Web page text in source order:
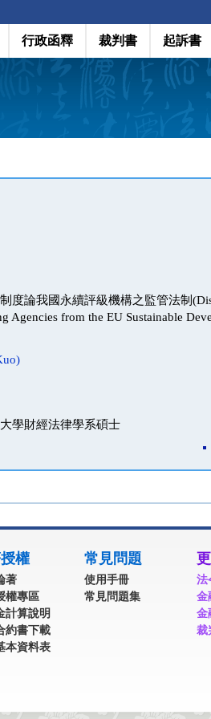
行政函釋 裁判書 起訴書
度論我國永續評級機構之監管法制
Agencies from the EU Sustainable
學財經法律學系碩士
權
著
權專區
計算說明
約書下載
本資料表
常見問題
使用手冊
常見問題集
法
金
金
裁